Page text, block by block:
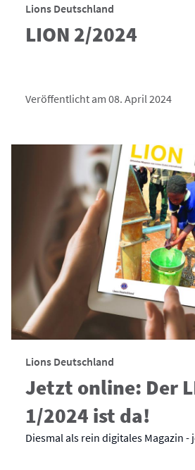
Lions Deutschland
LION 2/2024
Veröffentlicht am 08. April 2024
Lions Deutschland
Jetzt online: Der
1/2024 ist da!
Diesmal als rein digitales Magazin